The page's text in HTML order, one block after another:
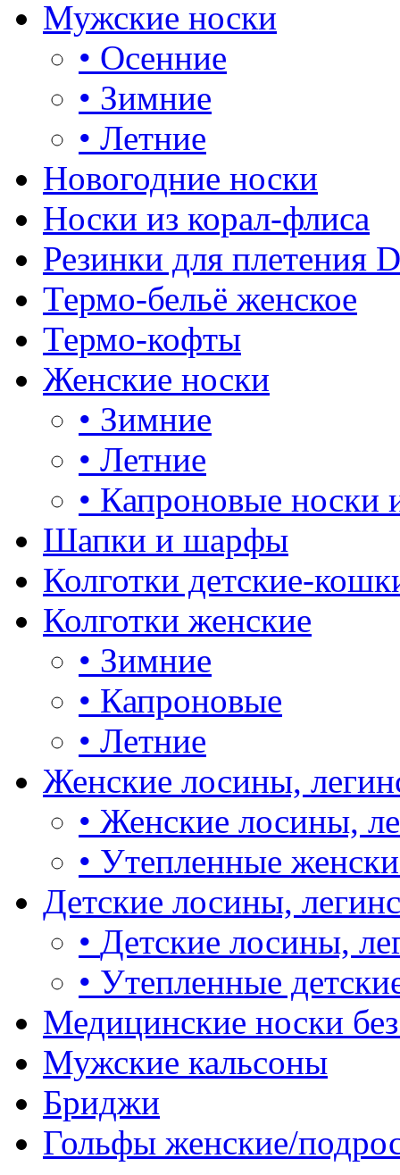
Мужские носки
• Осенние
• Зимние
• Летние
Новогодние носки
Носки из корал-флиса
Резинки для плетения
Термо-бельё женское
Термо-кофты
Женские носки
• Зимние
• Летние
• Капроновые носки
Шапки и шарфы
Колготки детские-
Колготки женские
• Зимние
• Капроновые
• Летние
Женские лосины,
• Женские лосины,
• Утепленные
Детские лосины,
• Детские лосины,
• Утепленные
Медицинские носки
Мужские кальсоны
Бриджи
Гольфы женские/